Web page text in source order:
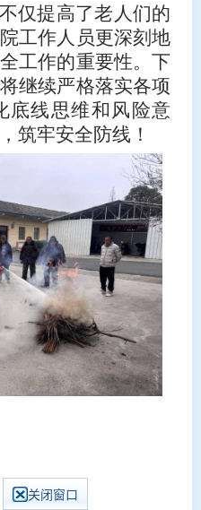
仅提高了老人们的
工作人员更深刻地
工作的重要性。下
继续严格落实各项
底线思维和风险意
筑牢安全防线！
关闭窗口